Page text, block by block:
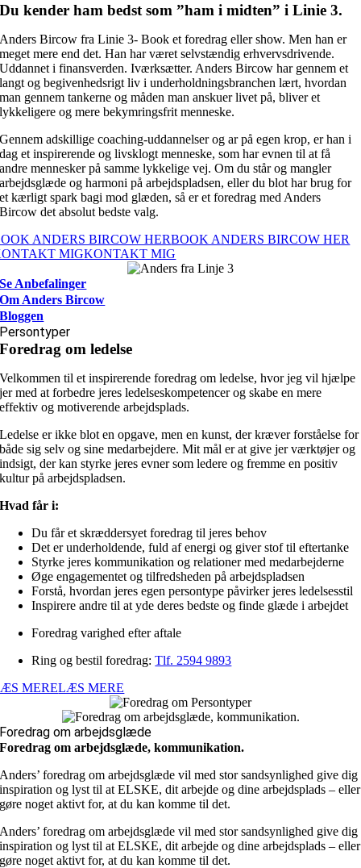
Du kender ham bedst som ”ham i midten” i Linie 3.
Anders Bircow fra Linie 3- Book et foredrag eller show. Men han er
meget mere end det. Han har været selvstændig erhvervsdrivende.
Uddannet i finansverden. Iværksætter. Anders Bircow har gennem et
langt og begivenhedsrigt liv i underholdningsbranchen lært, hvordan
man gennem tankerne og måden man anskuer livet på, bliver et
lykkeligere og mere bekymringsfrit menneske.
Gennem adskillige coaching-uddannelser og ar på egen krop, er han i
dag et inspirerende og livsklogt menneske, som har evnen til at få
andre mennesker på samme lykkelige vej. Om du står og mangler
arbejdsglæde og harmoni på arbejdspladsen, eller du blot har brug for
et kærligt spark bagi mod glæden, så er et foredrag med Anders
Bircow det absolut bedste valg.
ANDERS BIRCOW HERBOOK ANDERS BIRCOW HER
MIGKONTAKT MIG
Se Anbefalinger
Om Anders Bircow
Bloggen
Persontyper
Foredrag om ledelse
Velkommen til et inspirerende foredrag om ledelse, hvor jeg vil hjælpe
jer med at forbedre jeres ledelseskompetencer og skabe en mere
effektiv og motiverende arbejdsplads.
Ledelse er ikke blot en opgave, men en kunst, der kræver forståelse for
både sig selv og sine medarbejdere. Mit mål er at give jer værktøjer og
indsigt, der kan styrke jeres evner som ledere og fremme en positiv
kultur på arbejdspladsen.
Hvad får i:
Du får et skræddersyet foredrag til jeres behov
Det er underholdende, fuld af energi og giver stof til eftertanke
Styrke jeres kommunikation og relationer med medarbejderne
Øge engagementet og tilfredsheden på arbejdspladsen
Forstå, hvordan jeres egen persontype påvirker jeres ledelsesstil
Inspirere andre til at yde deres bedste og finde glæde i arbejdet
Foredrag varighed efter aftale
Ring og bestil foredrag:Tlf. 2594 9893
MERELÆS MERE
Foredrag om arbejdsglæde
Foredrag om arbejdsglæde, kommunikation.
Anders’ foredrag om arbejdsglæde vil med stor sandsynlighed give dig
inspiration og lyst til at ELSKE, dit arbejde og dine arbejdsplads – eller
gøre noget aktivt for, at du kan komme til det.
Anders’ foredrag om arbejdsglæde vil med stor sandsynlighed give dig
inspiration og lyst til at ELSKE, dit arbejde og dine arbejdsplads – eller
gøre noget aktivt for, at du kan komme til det.